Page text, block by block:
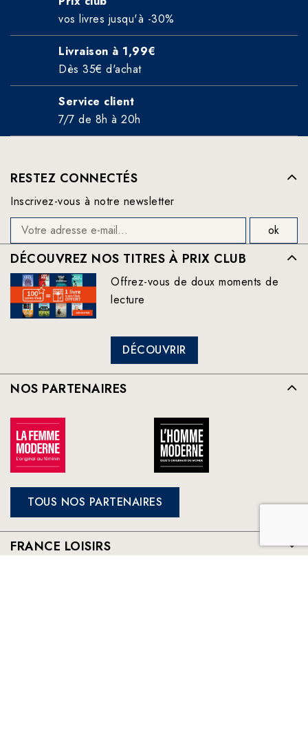
vos livres jusqu'à -30%
Livraison à 1,99€
Dès 35€ d'achat
Service client
7/7 de 8h à 20h
RESTEZ CONNECTÉS
Inscrivez-vous à notre newsletter
DÉCOUVREZ NOS TITRES À PRIX CLUB
Offrez-vous de doux moments de
lecture
DÉCOUVRIR
NOS PARTENAIRES
TOUS NOS PARTENAIRES
FRANCE LOISIRS